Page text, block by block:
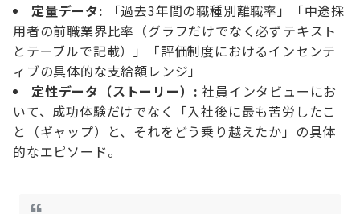
定量データ: 「過去3年間の職種別離職率」「中途採
用者の前職業界比率（グラフだけでなく必ずテキスト
とテーブルで記載）」「評価制度におけるインセンテ
ィブの具体的な支給額レンジ」
定性データ（ストーリー）: 社員インタビューにお
いて、成功体験だけでなく「入社後に最も苦労したこ
と（ギャップ）と、それをどう乗り越えたか」の具体
的なエピソード。